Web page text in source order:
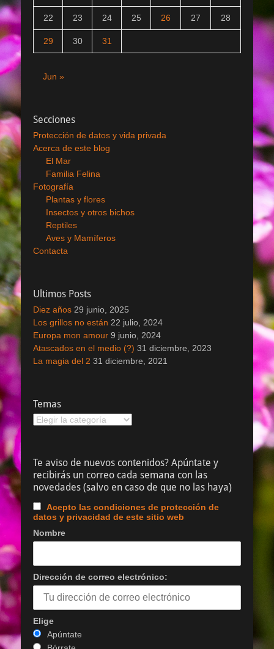
22 23 24 25 26 27 28
29 30 31
Jun »
Secciones
Protección de datos y vida privada
Acerca de este blog
El Mar
Familia Felina
Fotografía
Plantas y flores
Insectos y otros bichos
Reptiles
Aves y Mamíferos
Contacta
Ultimos Posts
Diez años 29 junio, 2025
Los grillos no están 22 julio, 2024
Europa mon amour 9 junio, 2024
Atascados en el medio (?) 31 diciembre, 2023
La magia del 2 31 diciembre, 2021
Temas
Temas
Te aviso de nuevos contenidos? Apúntate y
recibirás un correo cada semana con las
novedades (salvo en caso de que no las haya)
Acepto las condiciones de protección de
datos y privacidad de este sitio web
Nombre
Dirección de correo electrónico:
Elige
Apúntate